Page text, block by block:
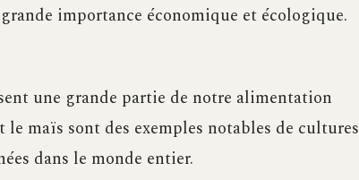
importance économique et écologique.
une grande partie de notre alimentation
le maïs sont des exemples notables de cultures
dans le monde entier.